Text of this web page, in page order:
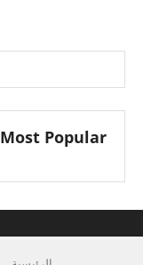
Most Popular